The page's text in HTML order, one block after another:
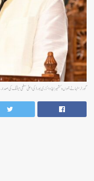
گورنر سنہا نے جموں و کشمیر ایڈوائزری بورڈ کی اعلیٰ سطحی میٹنگ کی